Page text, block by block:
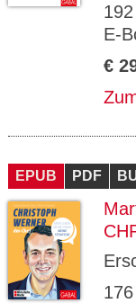
E-
€
EPUB PDF